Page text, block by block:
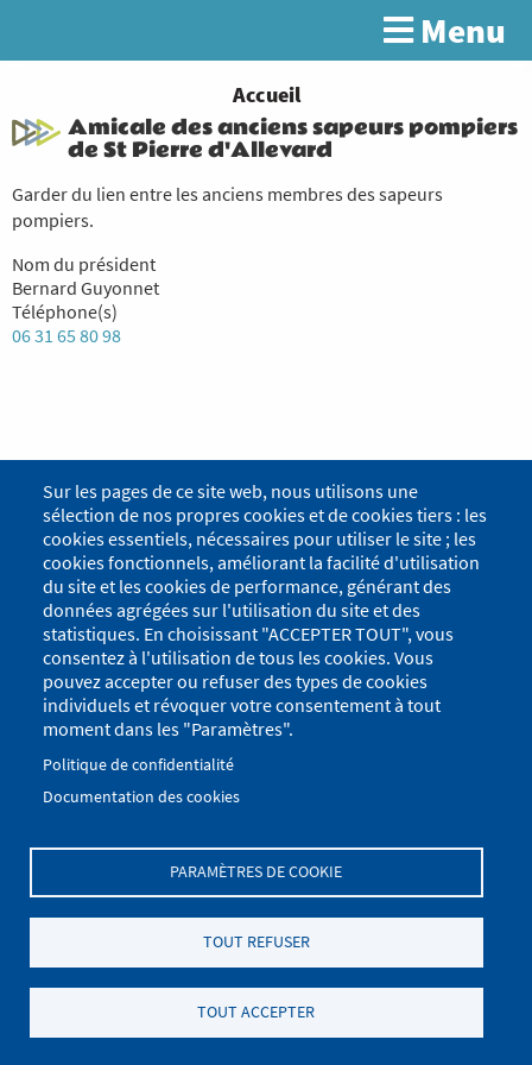
contenu
Rechercher
Menu
You
are
here
Accueil
Amicale des anciens sapeurs pompiers
de St Pierre d'Allevard
Garder du lien entre les anciens membres des sapeurs
pompiers.
Nom du président
Bernard Guyonnet
Téléphone(s)
06 31 65 80 98
Sur les pages de ce site web, nous utilisons une
sélection de nos propres cookies et de cookies tiers : les
cookies essentiels, nécessaires pour utiliser le site ; les
cookies fonctionnels, améliorant la facilité d'utilisation
du site et les cookies de performance, générant des
données agrégées sur l'utilisation du site et des
statistiques. En choisissant "ACCEPTER TOUT", vous
consentez à l'utilisation de tous les cookies. Vous
pouvez accepter ou refuser des types de cookies
individuels et révoquer votre consentement à tout
moment dans les "Paramètres".
Politique de confidentialité
Documentation des cookies
PARAMÈTRES DE COOKIE
TOUT REFUSER
TOUT ACCEPTER
Menu
compte
l'utilisateur
page
Politique de confidentialité